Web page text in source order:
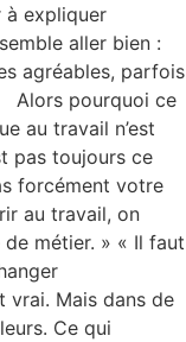
à expliquer
aller bien :
agréables, parfois
Alors pourquoi ce
au travail n’est
pas toujours ce
forcément votre
au travail, on
de métier. » « Il faut
vrai. Mais dans de
Ce qui